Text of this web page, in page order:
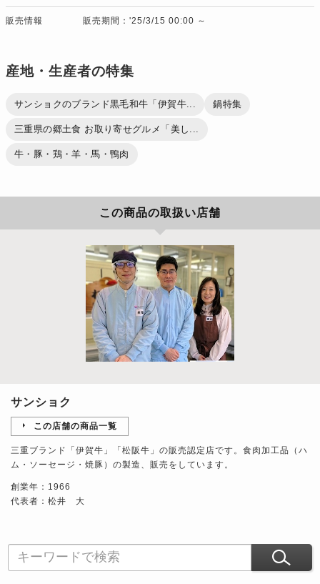
販売情報 販売期間：'25/3/15 00:00 ～
産地・生産者の特集
サンショクのブランド黒毛和牛「伊賀牛... 鍋特集
三重県の郷土食 お取り寄せグルメ「美し...
牛・豚・鶏・羊・馬・鴨肉
この商品の取扱い店舗
サンショク
この店舗の商品一覧
三重ブランド「伊賀牛」「松阪牛」の販売認定店です。食肉加工品（ハ
ム・ソーセージ・焼豚）の製造、販売をしています。
創業年：1966
代表者：松井 大